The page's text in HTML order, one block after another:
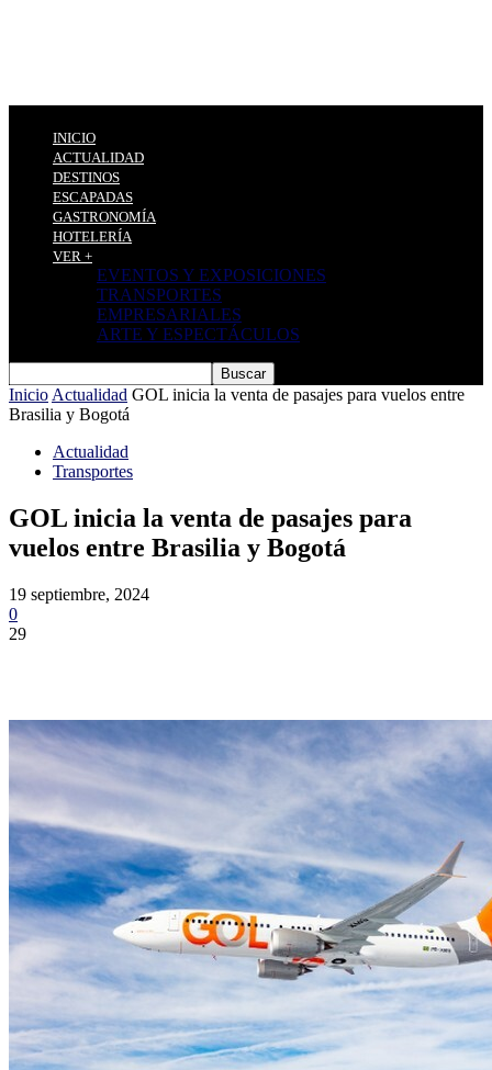
INICIO
ACTUALIDAD
DESTINOS
ESCAPADAS
GASTRONOMÍA
HOTELERÍA
VER +
EVENTOS Y EXPOSICIONES
TRANSPORTES
EMPRESARIALES
ARTE Y ESPECTÁCULOS
Inicio Actualidad GOL inicia la venta de pasajes para vuelos entre
Brasilia y Bogotá
Actualidad
Transportes
GOL inicia la venta de pasajes para
vuelos entre Brasilia y Bogotá
19 septiembre, 2024
0
29